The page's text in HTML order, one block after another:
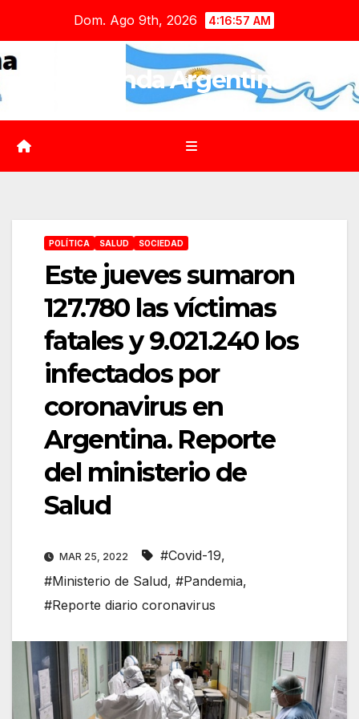
contenido
Dom. Ago 9th, 2026 4:16:58 AM
Agenda Argentina
POLÍTICA SALUD SOCIEDAD
Este jueves sumaron
127.780 las víctimas
fatales y 9.021.240 los
infectados por
coronavirus en
Argentina. Reporte
del ministerio de
Salud
MAR 25, 2022 #Covid-19,
#Ministerio de Salud, #Pandemia,
#Reporte diario coronavirus